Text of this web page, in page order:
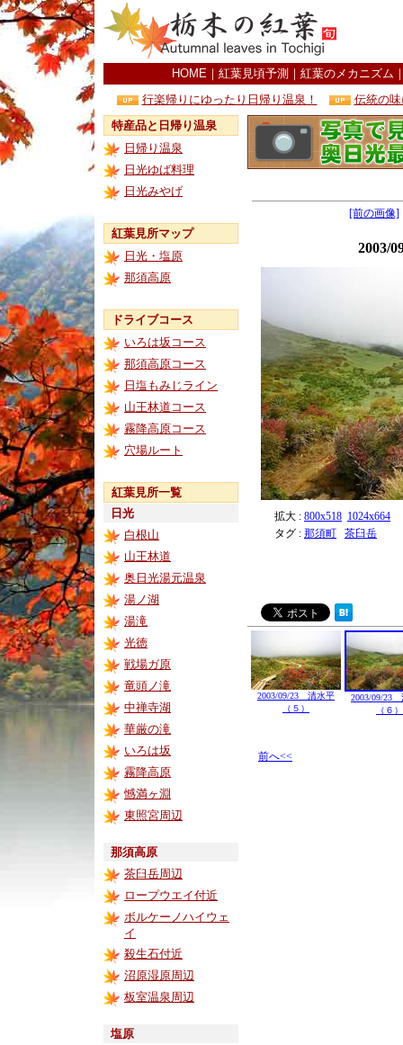
HOME ｜ 紅葉見頃予測 ｜ 紅葉のメカニズム
行楽帰りにゆったり日帰り温泉！
伝統の
特産品と日帰り温泉
日帰り温泉
日光ゆば料理
日光みやげ
紅葉見所マップ
日光・塩原
那須高原
ドライブコース
いろは坂コース
那須高原コース
日塩もみじライン
山王林道コース
霧降高原コース
穴場ルート
紅葉見所一覧
日光
白根山
山王林道
奥日光湯元温泉
湯ノ湖
湯滝
光徳
戦場ガ原
竜頭ノ滝
中禅寺湖
華厳の滝
いろは坂
霧降高原
憾満ヶ淵
東照宮周辺
那須高原
茶臼岳周辺
ロープウエイ付近
ボルケーノハイウェ
イ
殺生石付近
沼原湿原周辺
板室温泉周辺
塩原
[前の画像]
2003/
拡大 : 800x518 1024x664
タグ : 那須町 茶臼岳
2003/09/23 清水平
（５）
2003/09/23
（６）
前へ<<